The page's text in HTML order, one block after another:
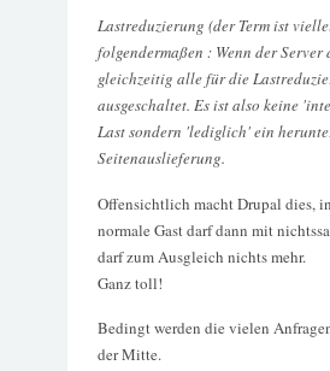
Lastreduzierung (der Term ist
folgendermaßen : Wenn der
gleichzeitig alle für die
ausgeschaltet. Es ist also keine
Last sondern 'lediglich' ein
Seitenauslieferung.
Offensichtlich macht Drupal dies,
normale Gast darf dann mit
darf zum Ausgleich nichts mehr.
Ganz toll!
Bedingt werden die vielen
der Mitte.